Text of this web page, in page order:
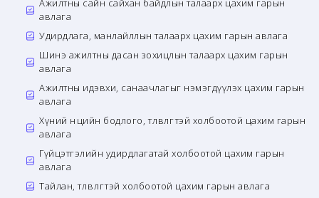
Ажилтны сайн сайхан байдлын талаарх цахим гарын
авлага
Удирдлага, манлайллын талаарх цахим гарын авлага
Шинэ ажилтны дасан зохицлын талаарх цахим гарын
авлага
Ажилтны идэвхи, санаачлагыг нэмэгдүүлэх цахим гарын
авлага
Хүний нөөцийн бодлого, төлөвлөгөөтэй холбоотой цахим гарын
авлага
Гүйцэтгэлийн удирдлагатай холбоотой цахим гарын
авлага
Тайлан, төлөвлөгөөтэй холбоотой цахим гарын авлага